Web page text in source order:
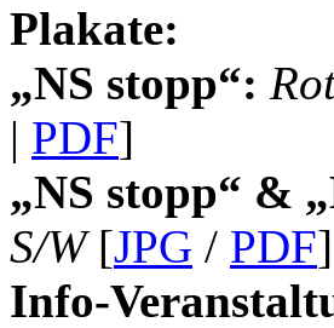
Plakate:
„NS stopp“:
| PDF]
„NS stopp“ &
S/W[JPG / PDF
Info-